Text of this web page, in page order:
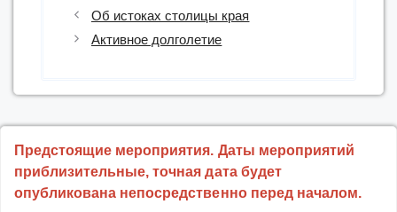
Об истоках столицы края
Активное долголетие
Предстоящие мероприятия. Даты мероприятий
приблизительные, точная дата будет
опубликована непосредственно перед началом.